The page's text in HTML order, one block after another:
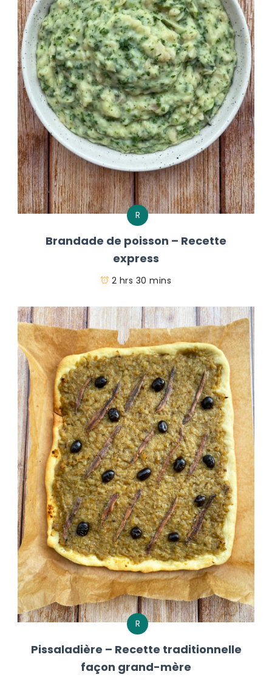
R
Brandade de poisson – Recette
express
2 hrs 30 mins
R
Pissaladière – Recette traditionnelle
façon grand-mère